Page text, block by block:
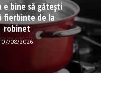
e bine să gătești
fierbinte de la
robinet
07/08/2026